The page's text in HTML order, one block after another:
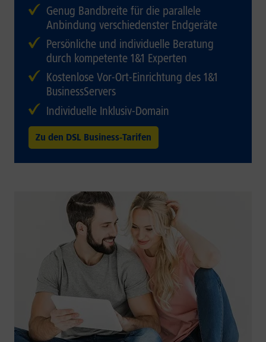
Genug Bandbreite für die parallele
Anbindung verschiedenster Endgeräte
Persönliche und individuelle Beratung
durch kompetente 1&1 Experten
Kostenlose Vor-Ort-Einrichtung des 1&1
BusinessServers
Individuelle Inklusiv-Domain
Zu den DSL Business-Tarifen